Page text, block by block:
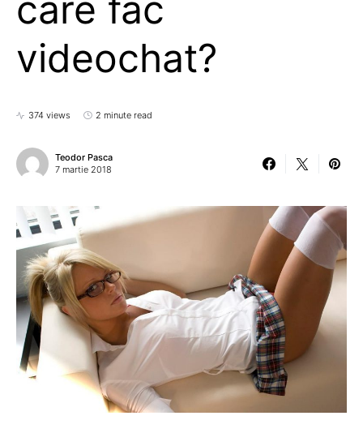
videochat?
374 views 2 minute read
Teodor Pasca
7 martie 2018